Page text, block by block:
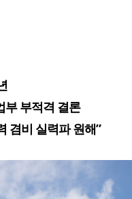
부 부적격 결론
겸비 실력파 원해”